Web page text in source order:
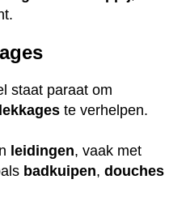
staat paraat om
lekkages te verhelpen.
leidingen, vaak met
badkuipen, douches